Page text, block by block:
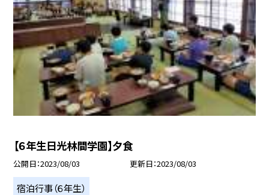
【６年生日光林間学園】夕食
公開日 2023/08/03 更新日 2023/08/03
宿泊行事（６年生）